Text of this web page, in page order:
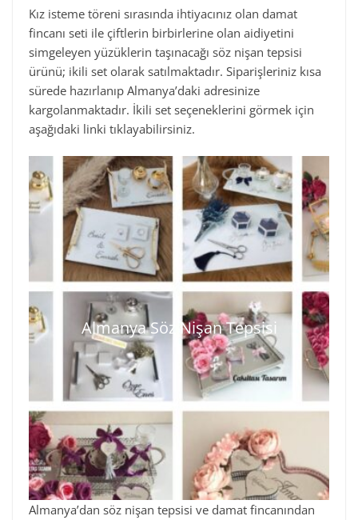
Kız isteme töreni sırasında ihtiyacınız olan damat
fincanı seti ile çiftlerin birbirlerine olan aidiyetini
simgeleyen yüzüklerin taşınacağı söz nişan tepsisi
ürünü; ikili set olarak satılmaktadır. Siparişleriniz kısa
sürede hazırlanıp Almanya’daki adresinize
kargolanmaktadır. İkili set seçeneklerini görmek için
aşağıdaki linki tıklayabilirsiniz.
Almanya Söz Nişan Tepsisi
Almanya’dan söz nişan tepsisi ve damat fincanından